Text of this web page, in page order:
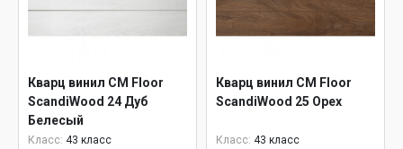
Кварц винил CM Floor
ScandiWood 24 Дуб
Белесый
Класс: 43 класс
Кварц винил CM Floor
ScandiWood 25 Орех
Класс: 43 класс